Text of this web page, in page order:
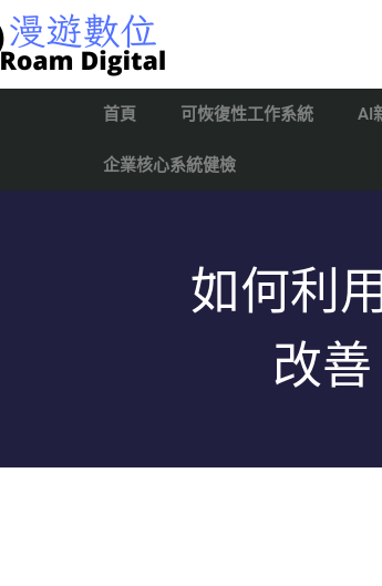
首頁 可恢復性工作系統 AI
企業核心系統健檢
如何利
改